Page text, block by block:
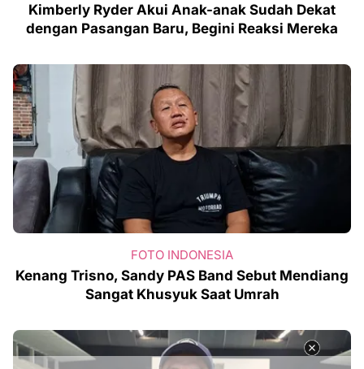
Kimberly Ryder Akui Anak-anak Sudah Dekat
dengan Pasangan Baru, Begini Reaksi Mereka
FOTO INDONESIA
Kenang Trisno, Sandy PAS Band Sebut Mendiang
Sangat Khusyuk Saat Umrah